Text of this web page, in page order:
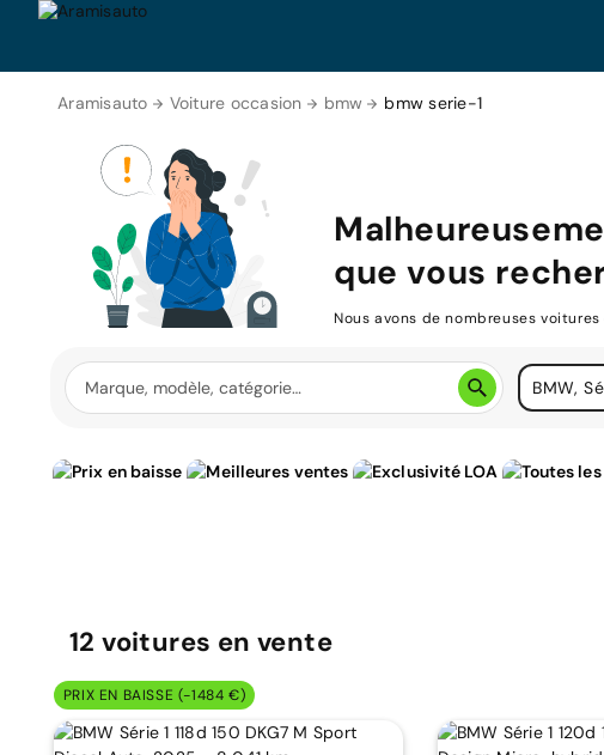
Aramisauto Voiture occasion bmw bmw serie-1
que vous
Nous avons de nombreuses
BMW,
12voitures en vente
PRIX EN BAISSE (-1484 €)